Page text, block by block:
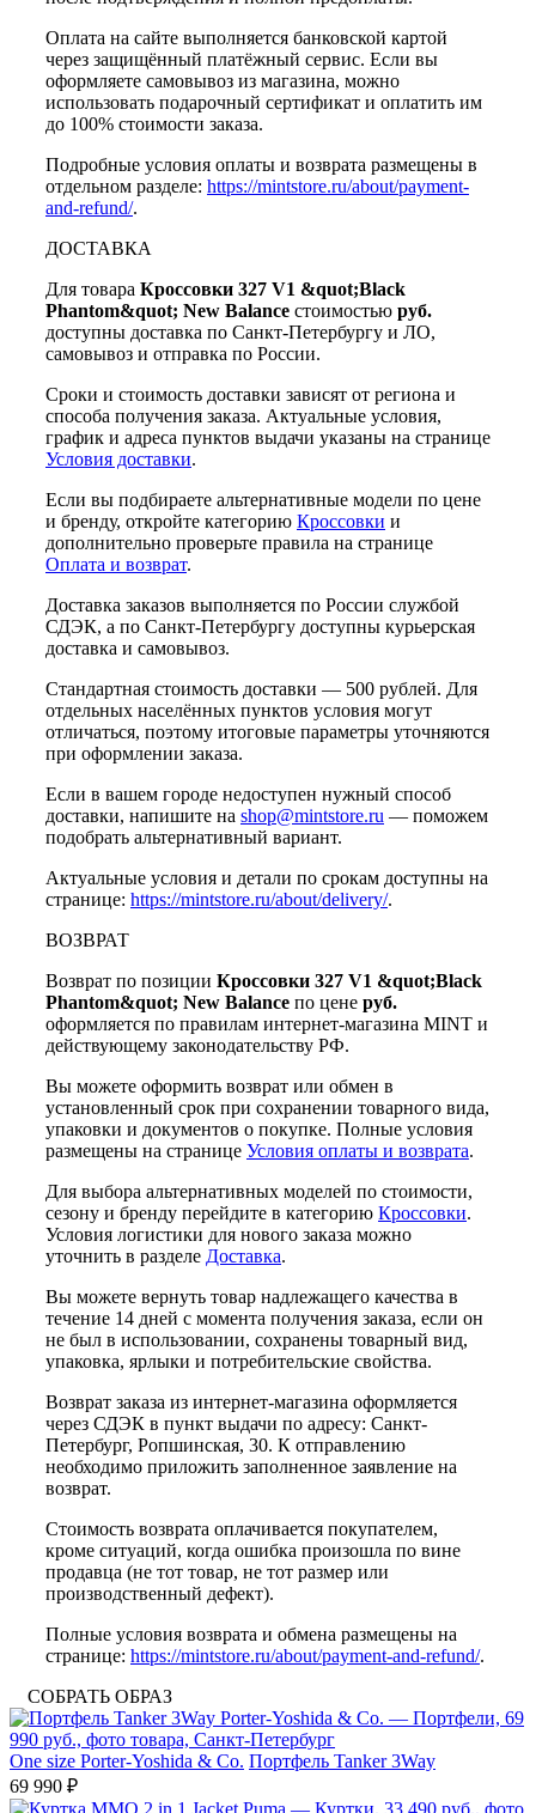
Оплата на сайте выполняется банковской картой
через защищённый платёжный сервис. Если вы
оформляете самовывоз из магазина, можно
использовать подарочный сертификат и оплатить им
до 100% стоимости заказа.
Подробные условия оплаты и возврата размещены в
отдельном разделе: https://mintstore.ru/about/payment-
and-refund/.
ДОСТАВКА
Для товара Кроссовки 327 V1 &quot;Black
Phantom&quot; New Balance стоимостью руб.
доступны доставка по Санкт-Петербургу и ЛО,
самовывоз и отправка по России.
Сроки и стоимость доставки зависят от региона и
способа получения заказа. Актуальные условия,
график и адреса пунктов выдачи указаны на странице
Условия доставки.
Если вы подбираете альтернативные модели по цене
и бренду, откройте категорию Кроссовки и
дополнительно проверьте правила на странице
Оплата и возврат.
Доставка заказов выполняется по России службой
СДЭК, а по Санкт-Петербургу доступны курьерская
доставка и самовывоз.
Стандартная стоимость доставки — 500 рублей. Для
отдельных населённых пунктов условия могут
отличаться, поэтому итоговые параметры уточняются
при оформлении заказа.
Если в вашем городе недоступен нужный способ
доставки, напишите на shop@mintstore.ru — поможем
подобрать альтернативный вариант.
Актуальные условия и детали по срокам доступны на
странице: https://mintstore.ru/about/delivery/.
ВОЗВРАТ
Возврат по позиции Кроссовки 327 V1 &quot;Black
Phantom&quot; New Balance по цене руб.
оформляется по правилам интернет-магазина MINT и
действующему законодательству РФ.
Вы можете оформить возврат или обмен в
установленный срок при сохранении товарного вида,
упаковки и документов о покупке. Полные условия
размещены на странице Условия оплаты и возврата.
Для выбора альтернативных моделей по стоимости,
сезону и бренду перейдите в категорию Кроссовки.
Условия логистики для нового заказа можно
уточнить в разделе Доставка.
Вы можете вернуть товар надлежащего качества в
течение 14 дней с момента получения заказа, если он
не был в использовании, сохранены товарный вид,
упаковка, ярлыки и потребительские свойства.
Возврат заказа из интернет-магазина оформляется
через СДЭК в пункт выдачи по адресу: Санкт-
Петербург, Ропшинская, 30. К отправлению
необходимо приложить заполненное заявление на
возврат.
Стоимость возврата оплачивается покупателем,
кроме ситуаций, когда ошибка произошла по вине
продавца (не тот товар, не тот размер или
производственный дефект).
Полные условия возврата и обмена размещены на
странице: https://mintstore.ru/about/payment-and-refund/.
СОБРАТЬ ОБРАЗ
One size Porter-Yoshida & Co. Портфель Tanker 3Way
69 990 ₽